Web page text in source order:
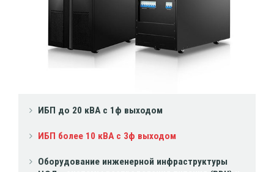
ИБП до 20 кВА с 1ф выходом
ИБП более 10 кВА с 3ф выходом
Оборудование инженерной инфраструктуры